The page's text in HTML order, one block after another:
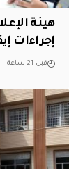
هيئة
إجراءات
قبل 21 ساعة